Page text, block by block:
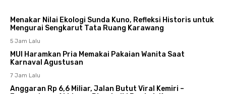
Menakar Nilai Ekologi Sunda Kuno, Refleksi Historis untuk
Mengurai Sengkarut Tata Ruang Karawang
5 Jam Lalu
MUI Haramkan Pria Memakai Pakaian Wanita Saat
Karnaval Agustusan
7 Jam Lalu
Anggaran Rp 6,6 Miliar, Jalan Butut Viral Kemiri –